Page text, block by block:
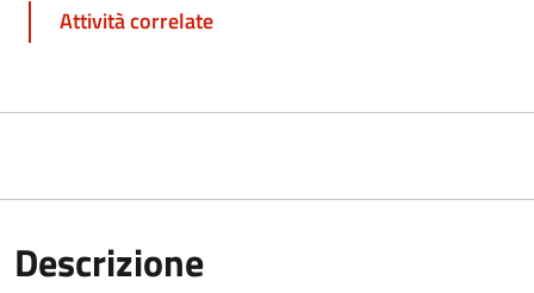
Attività correlate
Descrizione